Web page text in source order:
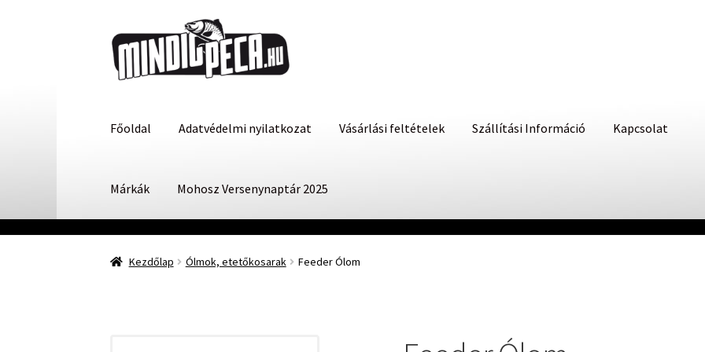
a
navigációhoz
a
tartalomba
Főoldal Adatvédelmi nyilatkozat Vásárlási feltételek Szállítási Információ Kapcsolat
Márkák Mohosz Versenynaptár 2025
Kezdőlap Ólmok, etetőkosarak Feeder Ólom